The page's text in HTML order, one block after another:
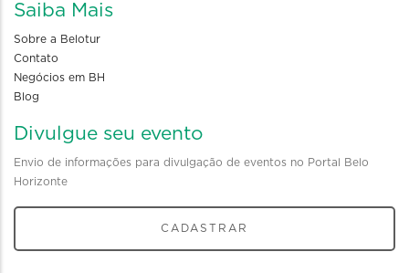
Saiba Mais
Sobre a Belotur
Contato
Negócios em BH
Blog
Divulgue seu evento
Envio de informações para divulgação de eventos no Portal Belo
Horizonte
CADASTRAR